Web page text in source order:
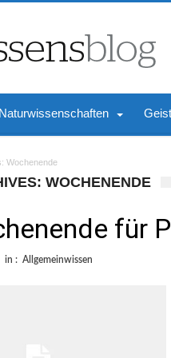
Naturwissenschaften
Wochenende
WOCHENENDE
für
in : Allgemeinwissen